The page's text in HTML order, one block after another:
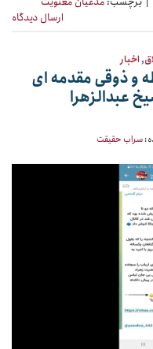
ارسال دیدگاه
,اخبار
و ذوقی مقدمه ای
عبدالزهرا
سراب حقیقت